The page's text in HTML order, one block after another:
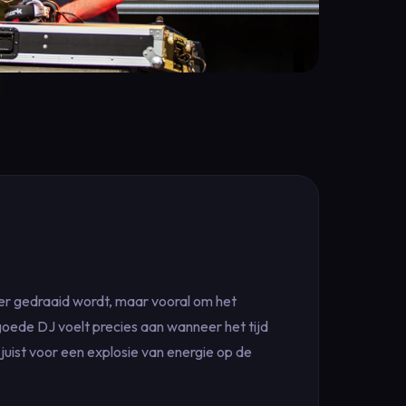
gedraaid wordt, maar vooral om het
DJ voelt precies aan wanneer het tijd
voor een explosie van energie op de